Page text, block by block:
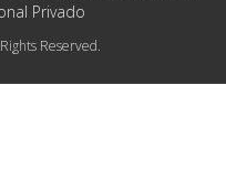
Privado
Reserved.